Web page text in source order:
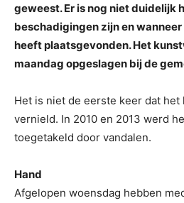
geweest. Er is nog niet duidelijk
beschadigingen zijn en
heeft plaatsgevonden. Het
maandag opgeslagen bij de
Het is niet de eerste keer dat het
vernield. In 2010 en 2013 werd
toegetakeld door vandalen.
Hand
Afgelopen woensdag hebben